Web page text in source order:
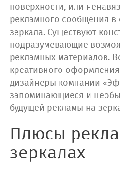
поверхности, или
рекламного сообщения
зеркала. Существуют
подразумевающие
рекламных материалов.
креативного
дизайнеры компании
запоминающиеся и
будущей рекламы на
Плюсы
зеркалах